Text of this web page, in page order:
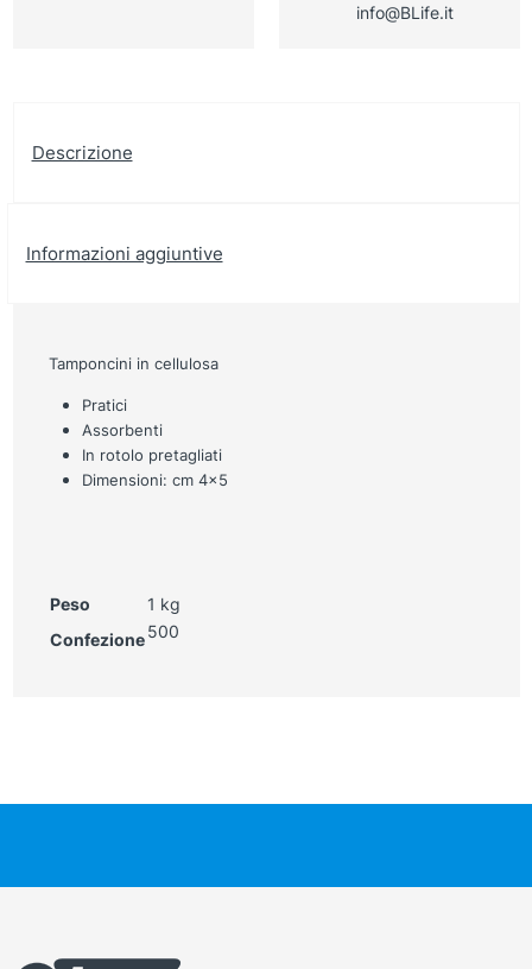
info@BLife.it
Descrizione
Informazioni aggiuntive
Tamponcini in cellulosa
Pratici
Assorbenti
In rotolo pretagliati
Dimensioni: cm 4×5
Peso
1 kg
Confezione 500